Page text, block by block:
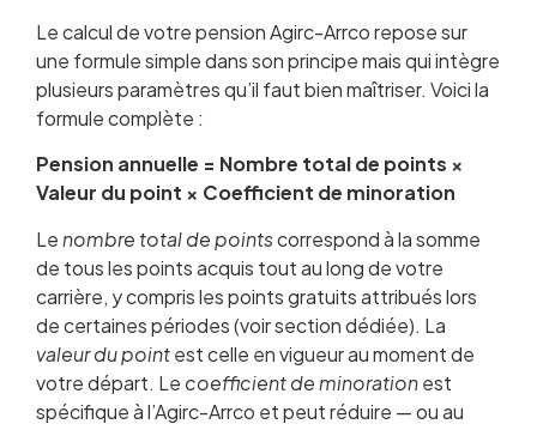
Le calcul de votre pension Agirc-Arrco repose sur
une formule simple dans son principe mais qui intègre
plusieurs paramètres qu’il faut bien maîtriser. Voici la
formule complète :
Pension annuelle = Nombre total de points ×
Valeur du point × Coefficient de minoration
Lenombre total de pointscorrespond à la somme
de tous les points acquis tout au long de votre
carrière, y compris les points gratuits attribués lors
de certaines périodes (voir section dédiée). La
valeur du pointest celle en vigueur au moment de
votre départ. Le coefficient de minorationest
spécifique à l’Agirc-Arrco et peut réduire — ou au